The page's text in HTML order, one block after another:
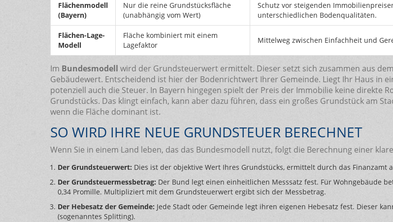
Flächenmodell
(Bayern)
Nur die reine Grundstücksfläche
(unabhängig vom Wert)
Schutz vor steigenden
unterschiedlichen Bodenqualitäten.
Flächen-Lage-
Modell
Fläche kombiniert mit einem
Lagefaktor
Mittelweg zwischen Einfachheit und
Im Bundesmodell wird der Grundsteuerwert ermittelt. Dieser setzt sich zusammen aus
Gebäudewert. Entscheidend ist hier der Bodenrichtwert Ihrer Gemeinde. Liegt Ihr Haus in
potenziell auch die Steuer. In Bayern hingegen spielt der Preis der Immobilie keine direkte
Grundstücks. Das klingt einfach, kann aber dazu führen, dass ein großes Grundstück am
wenn die Fläche dominant ist.
SO WIRD IHRE NEUE GRUNDSTEUER BERECHNET
Wenn Sie in einem Land leben, das das Bundesmodell nutzt, folgt die Berechnung einer
Der Grundsteuerwert: Dies ist der objektive Wert Ihres Grundstücks, ermittelt durch das
Der Grundsteuermessbetrag: Der Bund legt einen einheitlichen Messsatz fest. Für Wohngebäude
0,34 Promille. Multipliziert mit dem Grundsteuerwert ergibt sich der Messbetrag.
Der Hebesatz der Gemeinde: Jede Stadt oder Gemeinde legt ihren eigenen Hebesatz fest. Dieser
(sogenanntes Splitting).